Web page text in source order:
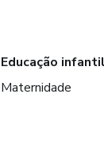
Educação
Maternidade